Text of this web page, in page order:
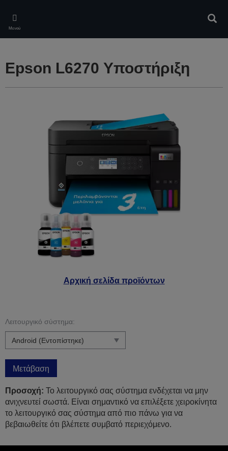
main
content
Μενού
Αρχική σελίδα προϊόντων
Epson L6270 Υποστήριξη
Λειτουργικό σύστημα:
Μετάβαση
Προσοχή: Το λειτουργικό σας σύστημα ενδέχεται να μην
ανιχνευτεί σωστά. Είναι σημαντικό να επιλέξετε χειροκίνητα
το λειτουργικό σας σύστημα από πιο πάνω για να
βεβαιωθείτε ότι βλέπετε συμβατό περιεχόμενο.